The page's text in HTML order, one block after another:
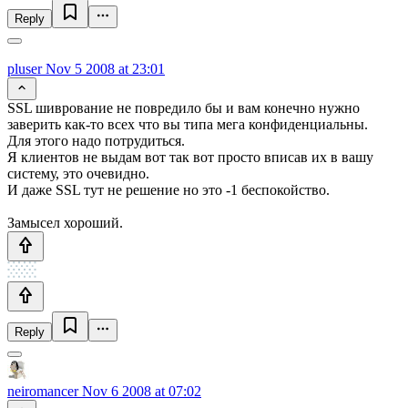
Reply
pluserNov 5 2008 at 23:01
SSL шиврование не повредило бы и вам конечно нужно
заверить как-то всех что вы типа мега конфиденциальны.
Для этого надо потрудиться.
Я клиентов не выдам вот так вот просто вписав их в вашу
систему, это очевидно.
И даже SSL тут не решение но это -1 беспокойство.
Замысел хороший.
Reply
neiromancerNov 6 2008 at 07:02